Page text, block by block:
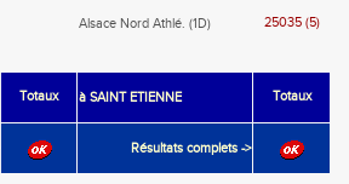
Alsace Nord Athlé. (1D) 25035 (5)
Totaux à SAINT ETIENNE Totaux
Résultats complets ->